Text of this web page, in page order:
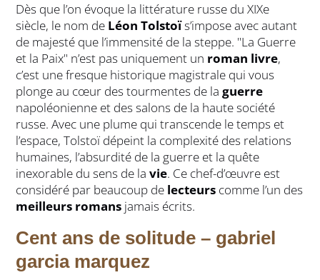
Dès que l’on évoque la littérature russe du XIXe
siècle, le nom de Léon Tolstoïs’impose avec autant
de majesté que l’immensité de la steppe. "La Guerre
et la Paix" n’est pas uniquement un roman livre,
c’est une fresque historique magistrale qui vous
plonge au cœur des tourmentes de laguerre
napoléonienne et des salons de la haute société
russe. Avec une plume qui transcende le temps et
l’espace, Tolstoï dépeint la complexité des relations
humaines, l’absurdité de la guerre et la quête
inexorable du sens de lavie. Ce chef-d’œuvre est
considéré par beaucoup de lecteurs comme l’un des
meilleurs romans jamais écrits.
Cent ans de solitude – gabriel
garcia marquez